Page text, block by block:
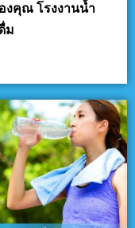
งคุณ โรงงานน้ำ
ม